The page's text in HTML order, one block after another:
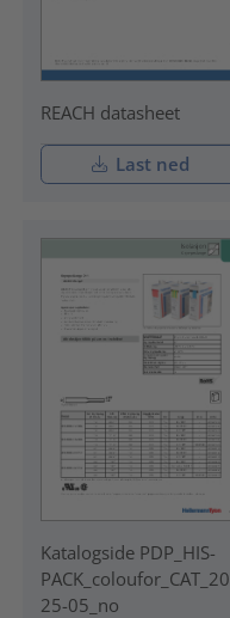
REACH datasheet
Last ned
Katalogside PDP_HIS-
PACK_coloufor_CAT_20
25-05_no